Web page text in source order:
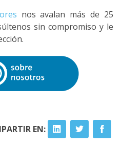
nos avalan más de 25
sin compromiso y le
EN: